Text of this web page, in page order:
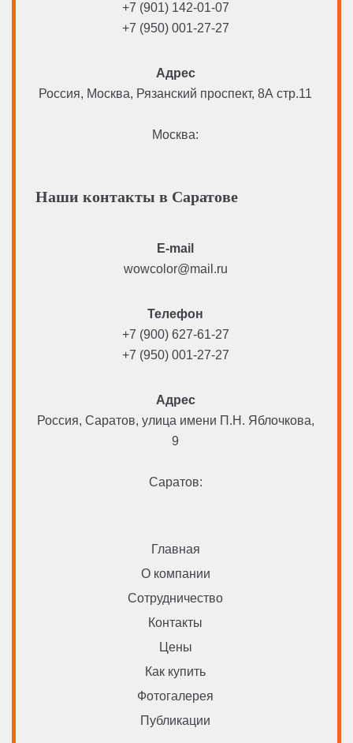
+7 (901) 142-01-07
+7 (950) 001-27-27
Адрес
Россия, Москва, Рязанский проспект, 8А стр.11
Москва:
Наши контакты в Саратове
E-mail
wowcolor@mail.ru
Телефон
+7 (900) 627-61-27
+7 (950) 001-27-27
Адрес
Россия, Саратов, улица имени П.Н. Яблочкова,
9
Саратов:
Главная
О компании
Сотрудничество
Контакты
Цены
Как купить
Фотогалерея
Публикации